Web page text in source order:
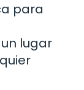
para
lugar